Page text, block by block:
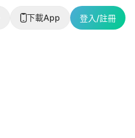
下載App 登入/註冊